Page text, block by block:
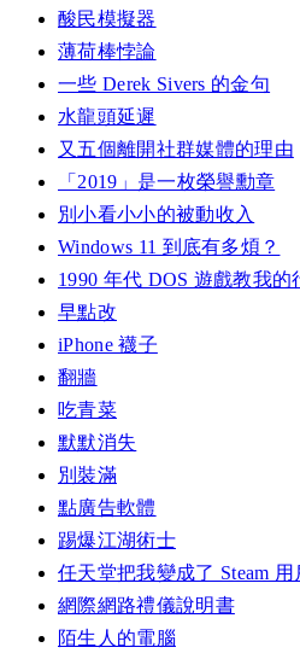
酸民模擬器
薄荷棒悖論
一些 Derek Sivers 的金句
水龍頭延遲
又五個離開社群媒體的理由
「2019」是一枚榮譽勳章
別小看小小的被動收入
Windows 11 到底有多煩？
1990 年代 DOS 遊戲教我的
早點改
iPhone 襪子
翻牆
吃青菜
默默消失
別裝滿
點廣告軟體
踢爆江湖術士
任天堂把我變成了 Steam 用
網際網路禮儀說明書
陌生人的電腦